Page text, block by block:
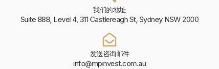
我们的地址
Suite 888, Level 4, 311 Castlereagh St, Sydney NSW 2000
发送咨询邮件
info@mpinvest.com.au